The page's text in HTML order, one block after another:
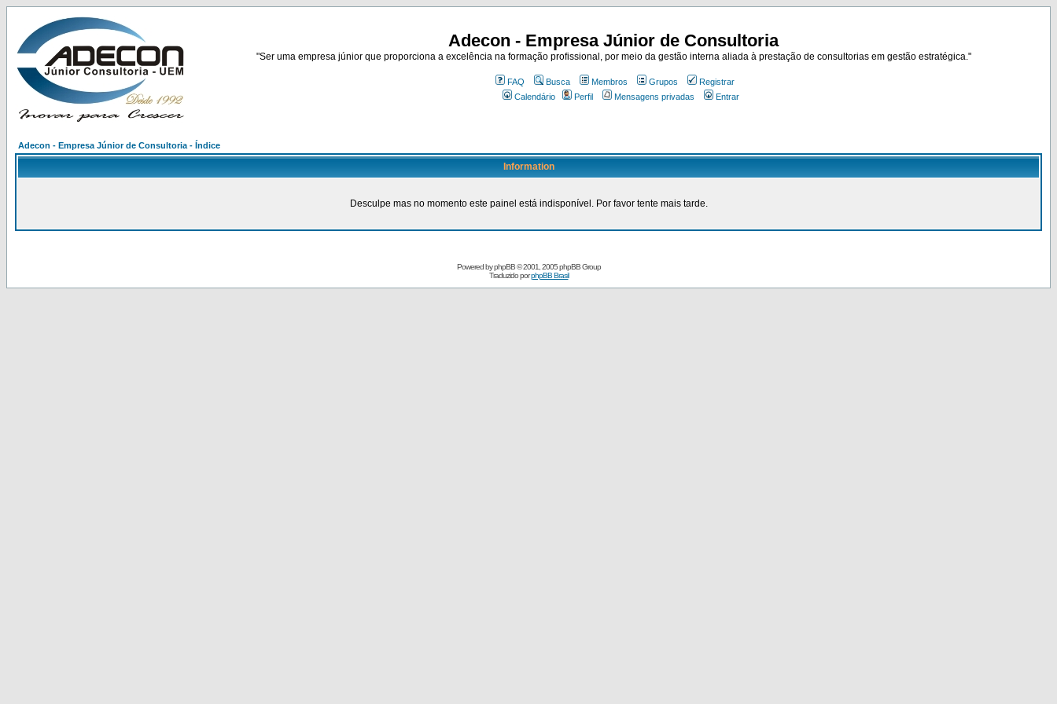
Adecon - Empresa Júnior de Consultoria
"Ser uma empresa júnior que proporciona a excelência na formação profissional, por meio da gestão interna aliada à prestação de consultorias em gestão estratégica."
FAQ Busca Membros Grupos
Registrar
Calendário
Perfil Mensagens privadas Entrar
Adecon - Empresa Júnior de Consultoria - Índice
Information
Desculpe mas no momento este painel está indisponível. Por favor tente mais tarde.
Powered byphpBB© 2001, 2005 phpBB Group
Traduzido porphpBB Brasil